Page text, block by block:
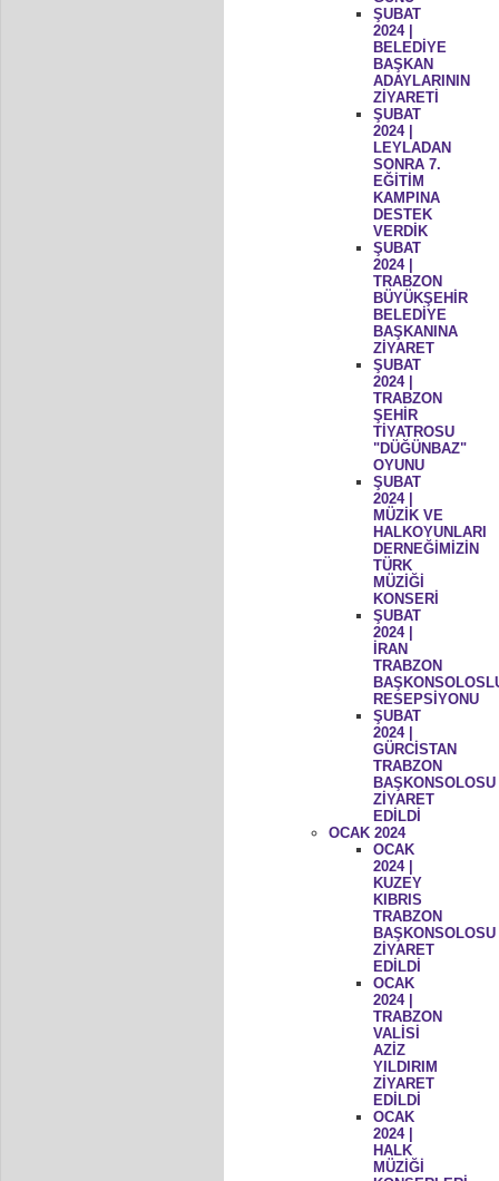
ŞUBAT
2024 |
BELEDİYE
BAŞKAN
ADAYLARININ
ZİYARETİ
ŞUBAT
2024 |
LEYLADAN
SONRA 7.
EĞİTİM
KAMPINA
DESTEK
VERDİK
ŞUBAT
2024 |
TRABZON
BÜYÜKŞEHİR
BELEDİYE
BAŞKANINA
ZİYARET
ŞUBAT
2024 |
TRABZON
ŞEHİR
TİYATROSU
"DÜĞÜNBAZ"
OYUNU
ŞUBAT
2024 |
MÜZİK VE
HALKOYUNLARI
DERNEĞİMİZİN
TÜRK
MÜZİĞİ
KONSERİ
ŞUBAT
2024 |
İRAN
TRABZON
RESEPSİYONU
ŞUBAT
2024 |
GÜRCİSTAN
TRABZON
BAŞKONSOLOSU
ZİYARET
EDİLDİ
OCAK 2024
OCAK
2024 |
KUZEY
KIBRIS
TRABZON
BAŞKONSOLOSU
ZİYARET
EDİLDİ
OCAK
2024 |
TRABZON
VALİSİ
AZİZ
YILDIRIM
ZİYARET
EDİLDİ
OCAK
2024 |
HALK
MÜZİĞİ